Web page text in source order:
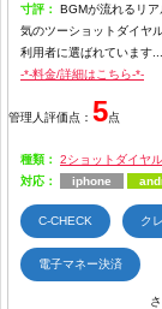
寸評：
BGMが流れるリ
気のツーショットダイヤ
利用者に選ばれています...
-*-料金/詳細はこちら-*-
管理人評価点： 5点
種類：
2ショットダイヤ
対応：
iphone
C-CHECK ク
電子マネー決済